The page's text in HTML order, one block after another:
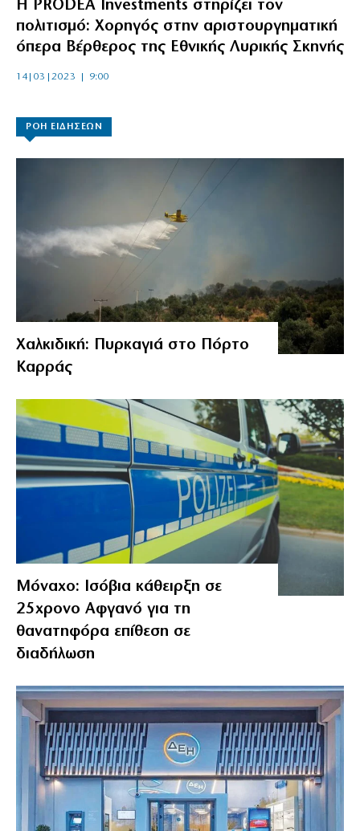
Η PRODEA Investments στηρίζει τον
πολιτισμό: Χορηγός στην αριστουργηματική
όπερα Βέρθερος της Εθνικής Λυρικής Σκηνής
14|03|2023 | 9:00
ΡΟΗ ΕΙΔΗΣΕΩΝ
Χαλκιδική: Πυρκαγιά στο Πόρτο
Καρράς
Μόναχο: Ισόβια κάθειρξη σε
25χρονο Αφγανό για τη
θανατηφόρα επίθεση σε
διαδήλωση